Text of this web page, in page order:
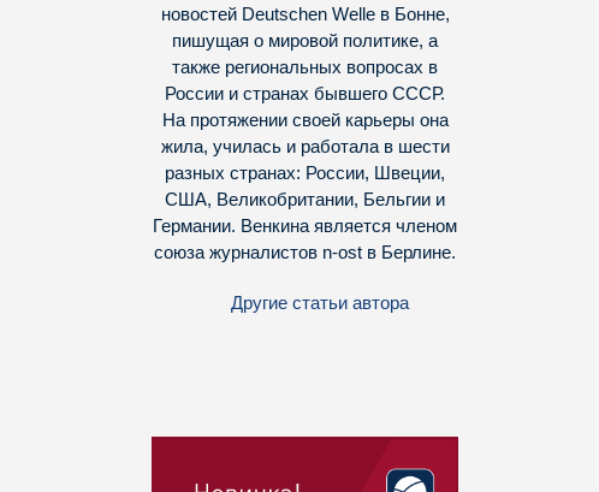
новостей Deutschen Welle в Бонне,
пишущая о мировой политике, а
также региональных вопросах в
России и странах бывшего СССР.
На протяжении своей карьеры она
жила, училась и работала в шести
разных странах: России, Швеции,
США, Великобритании, Бельгии и
Германии. Венкина является членом
союза журналистов n-ost в Берлине.
Другие статьи автора